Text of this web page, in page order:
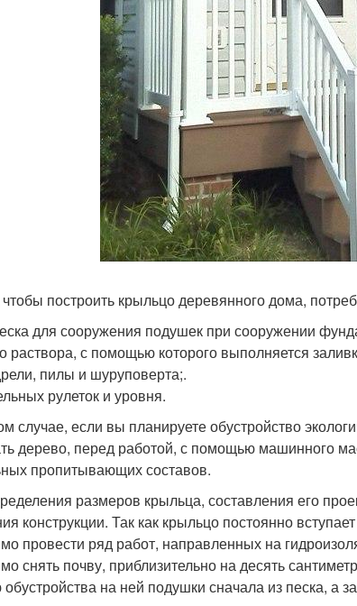
построить крыльцо деревянного дома,
для сооружения подушек при сооружении
раствора, с помощью которого выполняется
пилы и шуруповерта;.
рулеток и уровня.
случае, если вы планируете обустройство
дерево, перед работой, с помощью машинного
пропитывающих составов.
размеров крыльца, составления его
конструкции. Так как крыльцо постоянно
провести ряд работ, направленных на
снять почву, приблизительно на десять
на ней подушки сначала из песка, а